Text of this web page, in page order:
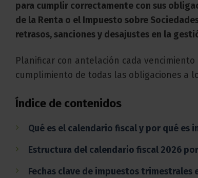
para cumplir correctamente con sus
de la Renta o el Impuesto sobre
retrasos, sanciones y desajustes en la
Planificar con antelación cada
cumplimiento de todas las obligaciones a
Índice de contenidos
Qué es el calendario fiscal y por qué es
Estructura del calendario fiscal 2026
Fechas clave de impuestos trimestrales